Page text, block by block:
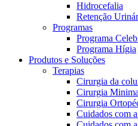
Hidrocefalia
Retenção
Programas
Programa
Programa Hígia
Produtos e Soluções
Terapias
Cirurgia da
Cirurgia
Cirurgia
Cuidados com